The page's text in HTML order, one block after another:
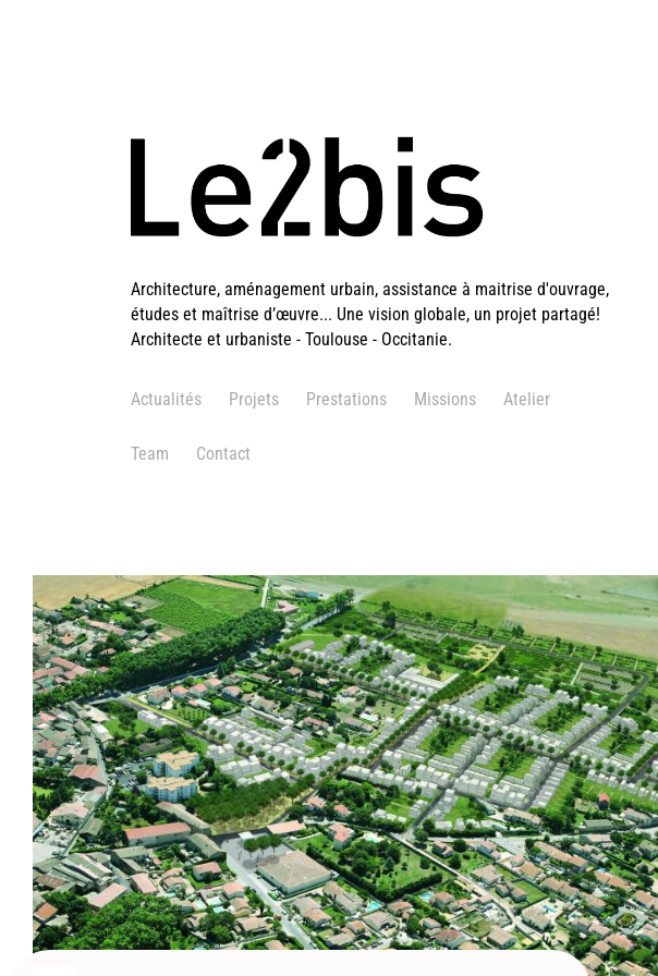
Architecture, aménagement urbain, assistance à maitrise d'ouvrage,
études et maîtrise d’œuvre... Une vision globale, un projet partagé!
Architecte et urbaniste - Toulouse - Occitanie.
Actualités Projets Prestations Missions Atelier
Team Contact
Marsillargues (34) – ZAC de la Laune
Zac de la Laune - Zone d'aménagement concerté- 2015 Programme: Concours
d'aménagement du quartier de la...
Urbanisme